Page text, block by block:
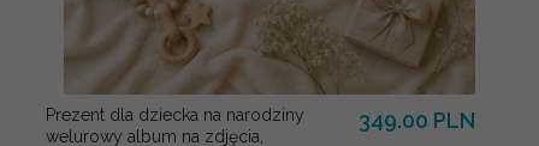
Prezent dla dziecka na narodziny
welurowy album na zdjęcia,
349.00 PLN